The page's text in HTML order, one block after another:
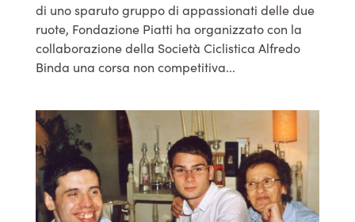
di uno sparuto gruppo di appassionati delle due
ruote, Fondazione Piatti ha organizzato con la
collaborazione della Società Ciclistica Alfredo
Binda una corsa non competitiva...